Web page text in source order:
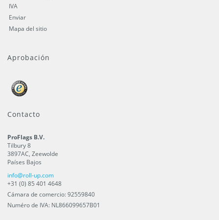
IVA
Enviar
Mapa del sitio
Aprobación
Contacto
ProFlags B.V.
Tilbury 8
3897AC, Zeewolde
Países Bajos
info@roll-up.com
+31 (0) 85 401 4648
Cámara de comercio: 92559840
Numéro de IVA: NL866099657B01